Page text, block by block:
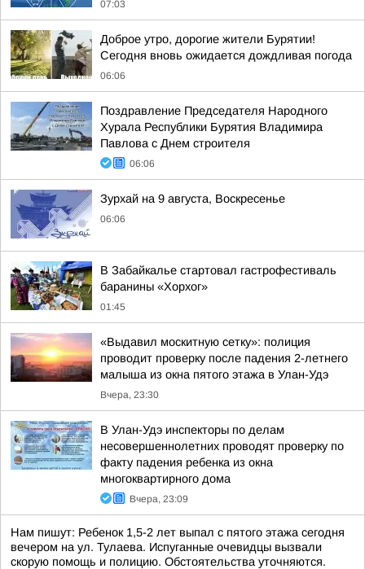
07:03
Доброе утро, дорогие жители Бурятии!
Сегодня вновь ожидается дождливая погода
06:06
Поздравление Председателя Народного
Хурала Республики Бурятия Владимира
Павлова с Днем строителя
06:06
Зурхай на 9 августа, Воскресенье
06:06
В Забайкалье стартовал гастрофестиваль
баранины «Хорхог»
01:45
«Выдавил москитную сетку»: полиция
проводит проверку после падения 2-летнего
малыша из окна пятого этажа в Улан-Удэ
Вчера, 23:30
В Улан-Удэ инспекторы по делам
несовершеннолетних проводят проверку по
факту падения ребенка из окна
многоквартирного дома
Вчера, 23:09
Нам пишут: Ребенок 1,5-2 лет выпал с пятого этажа сегодня
вечером на ул. Тулаева. Испуганные очевидцы вызвали
скорую помощь и полицию. Обстоятельства уточняются.